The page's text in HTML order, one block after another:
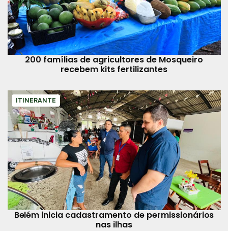
200 famílias de agricultores de Mosqueiro
recebem kits fertilizantes
ITINERANTE
Belém inicia cadastramento de permissionários
nas ilhas